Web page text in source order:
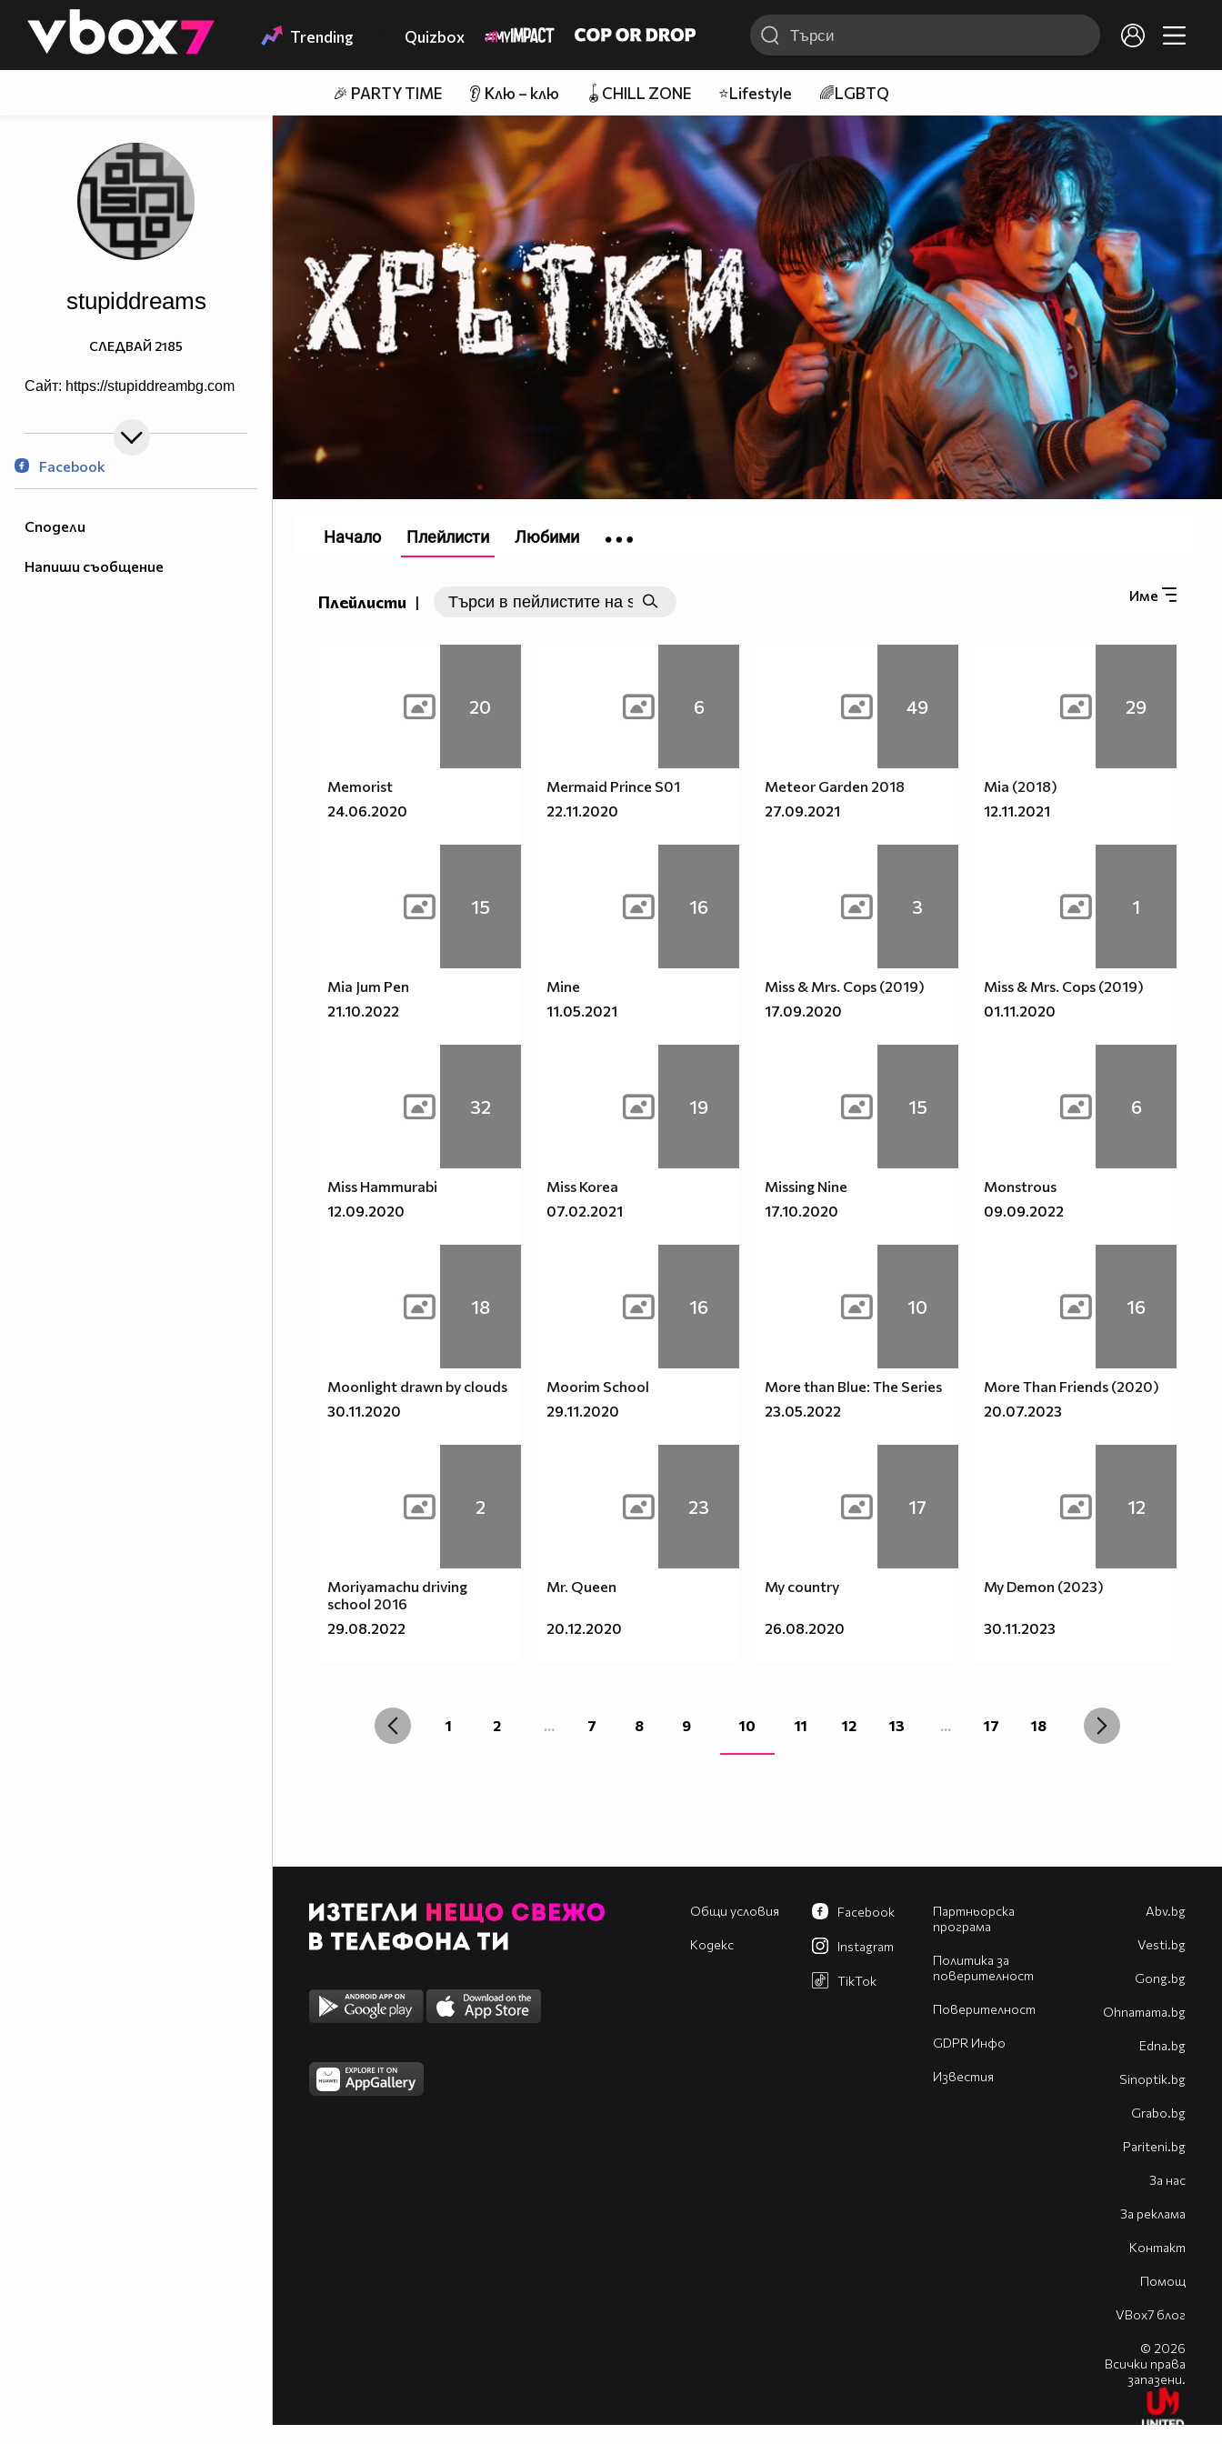
👾 Trending Quizbox
🎉 PARTY TIME 👂 Клю – клю 🪀CHILL ZONE ⭐Lifestyle 🌈LGBTQ
Сподели
Напиши съобщение
stupiddreams
Сайт: https://stupiddreambg.com
СЛЕДВАЙ 2185
Facebook
Плейлисти | Име
20
Memorist
24.06.2020
6
Mermaid Prince S01
22.11.2020
49
Meteor Garden 2018
27.09.2021
29
Mia (2018)
12.11.2021
15
Mia Jum Pen
21.10.2022
16
Mine
11.05.2021
3
Miss & Mrs. Cops (2019)
17.09.2020
1
Miss & Mrs. Cops (2019)
01.11.2020
32
Miss Hammurabi
12.09.2020
19
Miss Korea
07.02.2021
15
Missing Nine
17.10.2020
6
Monstrous
09.09.2022
18
Moonlight drawn by clouds
30.11.2020
16
Moorim School
29.11.2020
10
More than Blue: The Series
23.05.2022
16
More Than Friends (2020)
20.07.2023
2
Moriyamachu driving
school 2016
29.08.2022
23
Mr. Queen
20.12.2020
17
My country
26.08.2020
12
My Demon (2023)
30.11.2023
1 2 ... 7 8 9 10 11 12 13 ... 17 18
Начало Плейлисти Любими
Общи условия
Кодекс
Партньорска
програма
Политика за
поверителност
Поверителност
GDPR Инфо
Известия
Facebook
Instagram
TikTok
Abv.bg
Vesti.bg
Gong.bg
Оhnamama.bg
Edna.bg
Sinoptik.bg
Grabo.bg
Pariteni.bg
За нас
За реклама
Контакт
Помощ
VBox7 блог
© 2026
Всички права
запазени.